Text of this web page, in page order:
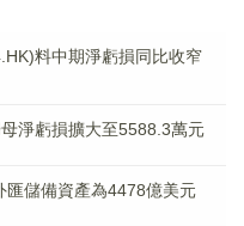
料中期淨虧損同比收窄
淨虧損擴大至5588.3萬元
匯儲備資產為4478億美元